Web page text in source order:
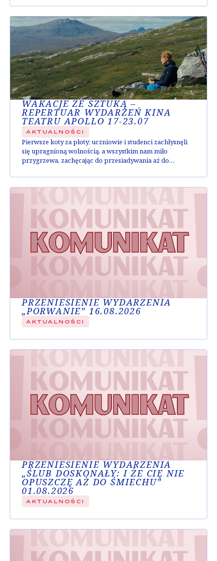
opis tego, co dzieje się w najbliższych dniach, żebyście
wiedzieli, kiedy powiedzieć znajomym “jesteśmy zajęci”.
Coś wpadło Wam w oko? Nie czekajcie – kupcie bilety...
WAKACJE ZE SZTUKĄ –
REPERTUAR WYDARZEŃ KINA
TEATRU APOLLO 17-23.07
AKTUALNOŚCI
Pierwsze koty za płoty; uczniowie i studenci zachłysnęli
się upragnioną wolnością, a wszystkim nam miło
przygrzewa, zachęcając do przesiadywania aż do
początek wieczoru niż wspólny seans czy spektakl, który
dostarczy Wam tematów do rozmowy? Dzień czy noc,
czas! Spis treści:...
PRZENIESIENIE WYDARZENIA
„PORWANIE” 16.08.2026
AKTUALNOŚCI
PRZENIESIENIE WYDARZENIA
„ŚLUB DOSKONAŁY: I ŻE CIĘ NIE
OPUSZCZĘ AŻ DO ŚMIECHU”
01.08.2026
AKTUALNOŚCI